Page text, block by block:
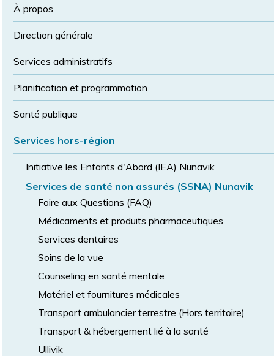
police
À propos
Direction générale
Services administratifs
Planification et programmation
Santé publique
Services hors-région
Initiative les Enfants d'Abord (IEA) Nunavik
Services de santé non assurés (SSNA) Nunavik
Foire aux Questions (FAQ)
Médicaments et produits pharmaceutiques
Services dentaires
Soins de la vue
Counseling en santé mentale
Matériel et fournitures médicales
Transport ambulancier terrestre (Hors territoire)
Transport & hébergement lié à la santé
Ullivik